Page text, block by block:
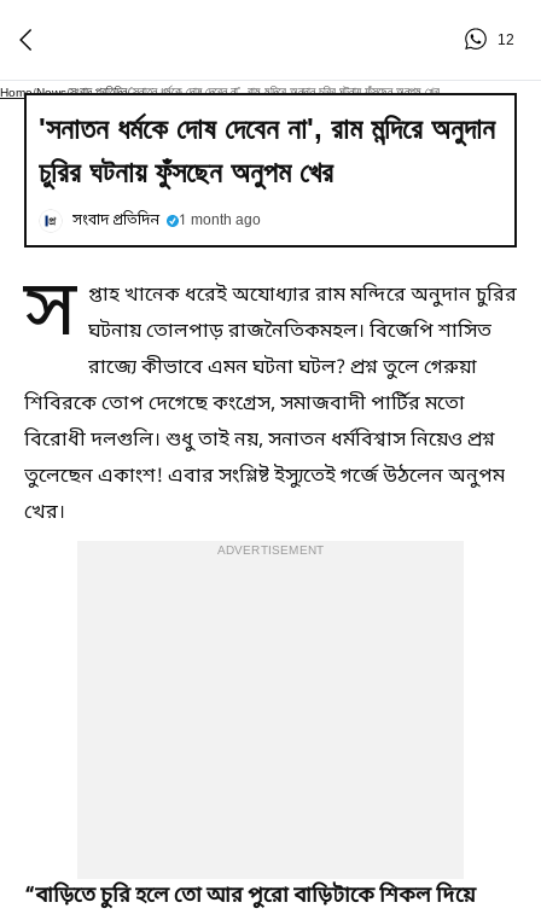
12
Home/News/সংবাদ প্রতিদিন/'সনাতন ধর্মকে দোষ দেবেন না', রাম মন্দিরে অনুদান চুরির ঘটনায় ফুঁসছেন অনুপম খের
'সনাতন ধর্মকে দোষ দেবেন না', রাম মন্দিরে অনুদান
চুরির ঘটনায় ফুঁসছেন অনুপম খের
সংবাদ প্রতিদিন 1 month ago
স প্তাহ খানেক ধরেই অযোধ্যার রাম মন্দিরে অনুদান চুরির
ঘটনায় তোলপাড় রাজনৈতিকমহল। বিজেপি শাসিত
রাজ্যে কীভাবে এমন ঘটনা ঘটল? প্রশ্ন তুলে গেরুয়া
শিবিরকে তোপ দেগেছে কংগ্রেস, সমাজবাদী পার্টির মতো
বিরোধী দলগুলি। শুধু তাই নয়, সনাতন ধর্মবিশ্বাস নিয়েও প্রশ্ন
তুলেছেন একাংশ! এবার সংশ্লিষ্ট ইস্যুতেই গর্জে উঠলেন অনুপম
খের।
ADVERTISEMENT
“বাড়িতে চুরি হলে তো আর পুরো বাড়িটাকে শিকল দিয়ে